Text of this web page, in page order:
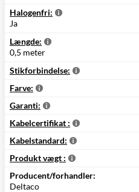
Halogenfri:
Ja
Længde:
0,5 meter
Stikforbindelse:
Farve:
Garanti:
Kabelcertifikat :
Kabelstandard:
Produkt vægt :
Producent/forhandler:
Deltaco